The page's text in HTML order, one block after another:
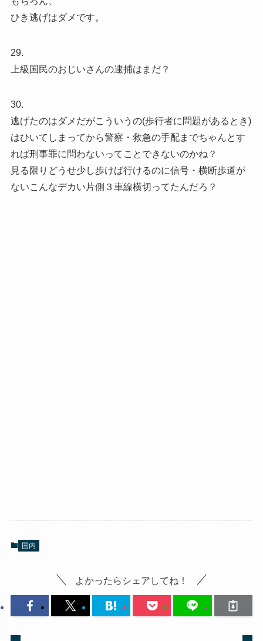
ひき逃げはダメです。
29.
上級国民のおじいさんの逮捕はまだ？
30.
逃げたのはダメだがこういうの(歩行者に問題があるとき)
はひいてしまってから警察・救急の手配までちゃんとす
れば刑事罪に問わないってことできないのかね？
見る限りどうせ少し歩けば行けるのに信号・横断歩道が
ないこんなデカい片側３車線横切ってたんだろ？
国内
よかったらシェアしてね！